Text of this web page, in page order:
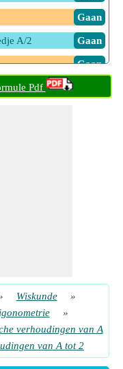
​ Gaan
A/2 ​ Gaan
​ Gaan
Pdf
Wiskunde
»
»
verhoudingen van A
van A tot 2